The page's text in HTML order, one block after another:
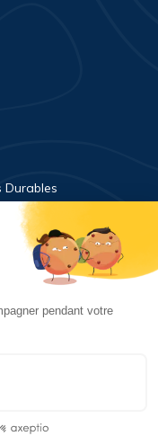
confidentialité